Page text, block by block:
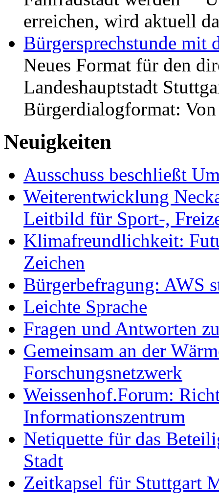
erreichen, wird aktuell
Bürgersprechstunde mit
Neues Format für den
Landeshauptstadt
Bürgerdialogformat:
Neuigkeiten
Ausschuss beschließt
Weiterentwicklung
Leitbild für Sport-,
Klimafreundlichkeit:
Zeichen
Bürgerbefragung: AWS
Leichte Sprache
Fragen und Antworten
Gemeinsam an der
Forschungsnetzwerk
Weissenhof.Forum:
Informationszentrum
Netiquette für das
Stadt
Zeitkapsel für Stuttgart